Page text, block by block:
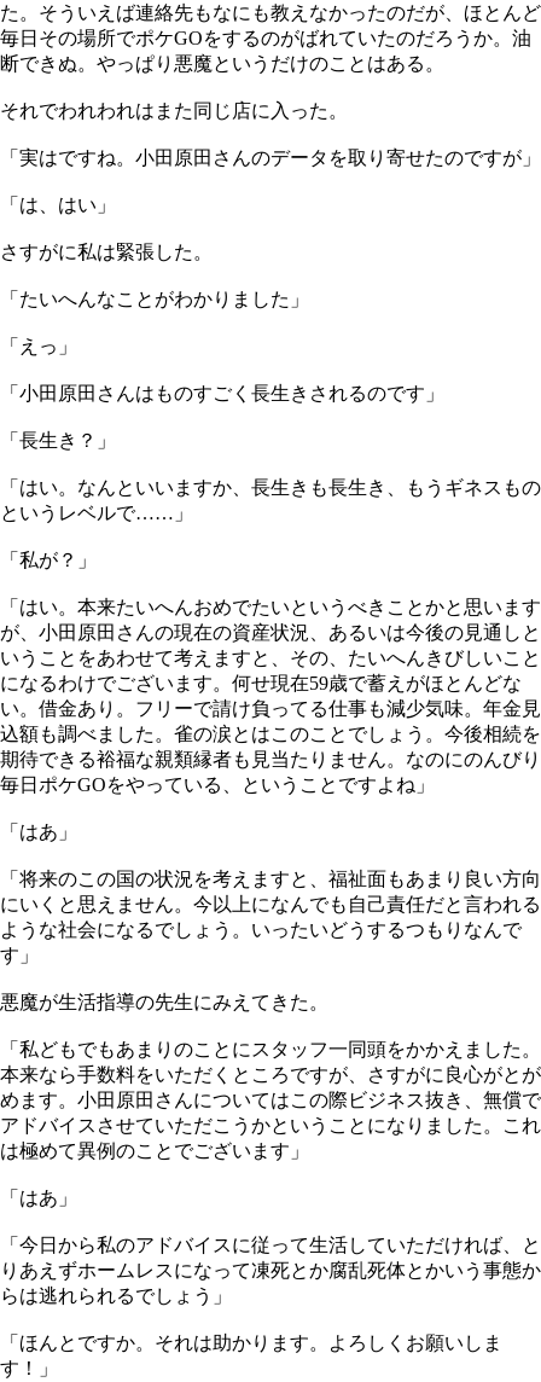
た。そういえば連絡先もなにも教えなかったのだが、ほとんど
毎日その場所でポケGOをするのがばれていたのだろうか。油
断できぬ。やっぱり悪魔というだけのことはある。
それでわれわれはまた同じ店に入った。
「実はですね。小田原田さんのデータを取り寄せたのですが」
「は、はい」
さすがに私は緊張した。
「たいへんなことがわかりました」
「えっ」
「小田原田さんはものすごく長生きされるのです」
「長生き？」
「はい。なんといいますか、長生きも長生き、もうギネスもの
というレベルで……」
「私が？」
「はい。本来たいへんおめでたいというべきことかと思います
が、小田原田さんの現在の資産状況、あるいは今後の見通しと
いうことをあわせて考えますと、その、たいへんきびしいこと
になるわけでございます。何せ現在59歳で蓄えがほとんどな
い。借金あり。フリーで請け負ってる仕事も減少気味。年金見
込額も調べました。雀の涙とはこのことでしょう。今後相続を
期待できる裕福な親類縁者も見当たりません。なのにのんびり
毎日ポケGOをやっている、ということですよね」
「はあ」
「将来のこの国の状況を考えますと、福祉面もあまり良い方向
にいくと思えません。今以上になんでも自己責任だと言われる
ような社会になるでしょう。いったいどうするつもりなんで
す」
悪魔が生活指導の先生にみえてきた。
「私どもでもあまりのことにスタッフ一同頭をかかえました。
本来なら手数料をいただくところですが、さすがに良心がとが
めます。小田原田さんについてはこの際ビジネス抜き、無償で
アドバイスさせていただこうかということになりました。これ
は極めて異例のことでございます」
「はあ」
「今日から私のアドバイスに従って生活していただければ、と
りあえずホームレスになって凍死とか腐乱死体とかいう事態か
らは逃れられるでしょう」
「ほんとですか。それは助かります。よろしくお願いしま
す！」